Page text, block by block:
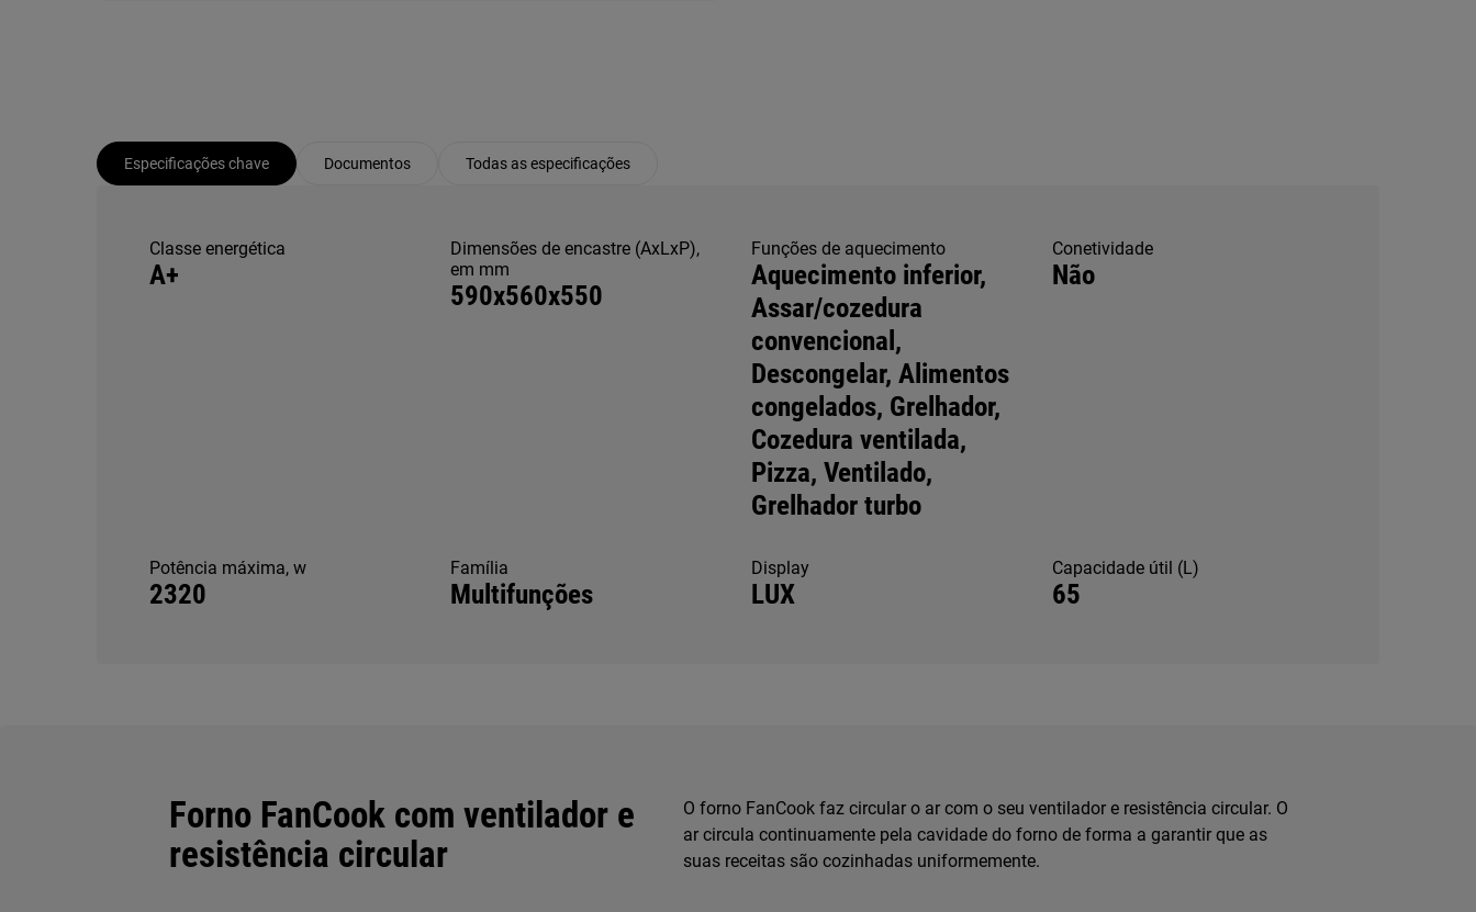
Especificações chave Documentos Todas as especificações
Classe energética
A+
Dimensões de encastre (AxLxP),
em mm
590x560x550
Funções de aquecimento
Aquecimento inferior,
Assar/cozedura
convencional,
Descongelar, Alimentos
congelados, Grelhador,
Cozedura ventilada,
Pizza, Ventilado,
Grelhador turbo
Conetividade
Não
Potência máxima, w
2320
Família
Multifunções
Display
LUX
Capacidade útil (L)
65
Forno FanCook com ventilador e
resistência circular
O forno FanCook faz circular o ar com o seu ventilador e resistência circular. O
ar circula continuamente pela cavidade do forno de forma a garantir que as
suas receitas são cozinhadas uniformemente.